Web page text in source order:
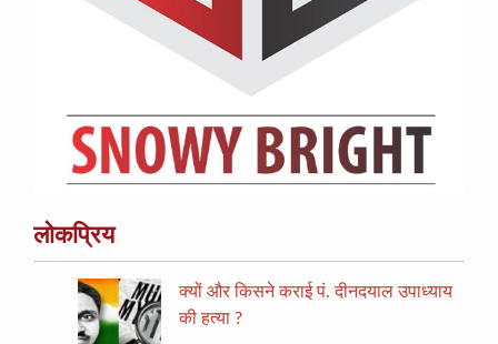
लोकप्रिय
क्यों और किसने कराई पं. दीनदयाल उपाध्याय
की हत्या ?